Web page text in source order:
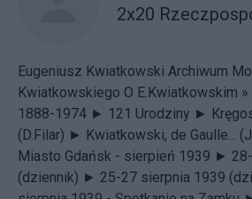
2x20
Eugeniusz Kwiatkowski Archiwum
Kwiatkowskiego O E.Kwiatkowskim »
1888-1974 ► 121 Urodziny ►
(D.Filar) ► Kwiatkowski, de Gaulle...
Miasto Gdańsk - sierpień 1939 ►
(dziennik) ► 25-27 sierpnia 1939